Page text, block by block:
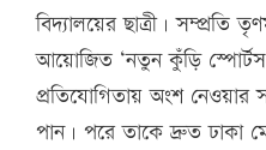
বিদ্যালয়ের ছাত্রী। সম্প্রতি
আয়োজিত ‘নতুন কুঁড়ি
প্রতিযোগিতায় অংশ
পান। পরে তাকে দ্রুত ঢাকা